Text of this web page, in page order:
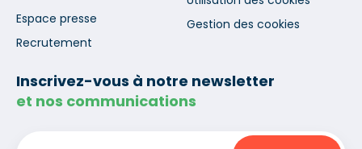
Espace presse
Recrutement
Gestion des cookies
Inscrivez-vous à notre newsletter
et nos communications